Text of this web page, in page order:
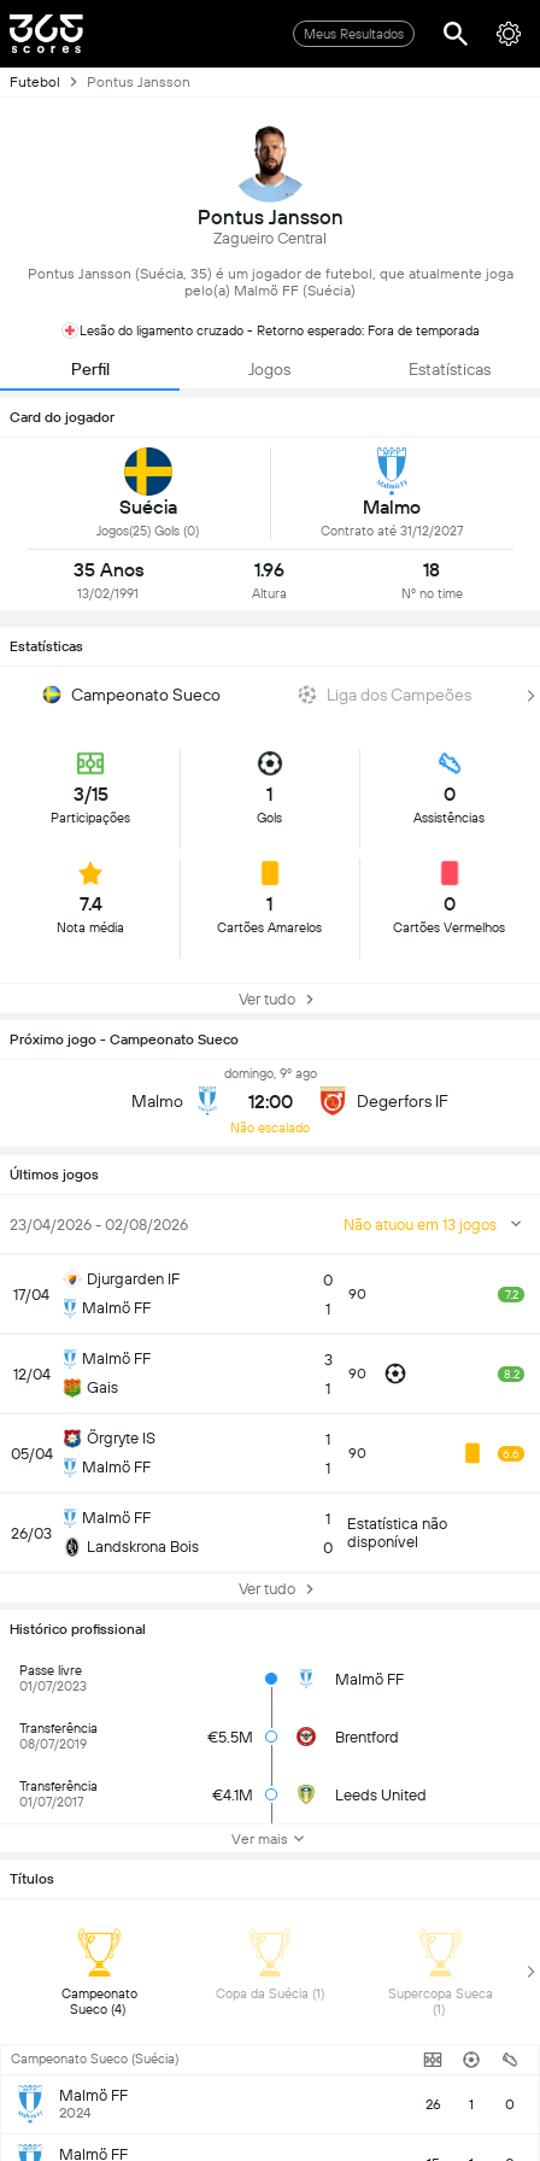
Meus Resultados
Futebol Pontus Jansson
Pontus Jansson
Zagueiro Central
Pontus Jansson (Suécia, 35) é um jogador de futebol, que atualmente joga
pelo(a) Malmö FF (Suécia)
Lesão do ligamento cruzado - Retorno esperado: Fora de temporada
Perfil Jogos Estatísticas
Card do jogador
Suécia
Jogos(25) Gols (0)
Malmo
Contrato até 31/12/2027
35 Anos
13/02/1991
1.96
Altura
18
Nº no time
Estatísticas
Campeonato Sueco Liga dos Campeões
3/15
Participações
1
Gols
0
Assistências
7.4
Nota média
1
Cartões Amarelos
0
Cartões Vermelhos
Ver tudo
Próximo jogo - Campeonato Sueco
Malmo
domingo, 9º ago
12:00
Não escalado
Degerfors IF
Últimos jogos
23/04/2026 - 02/08/2026 Não atuou em 13 jogos
17/04
Djurgarden IF
Malmö FF
0
1
90 7.2
12/04
Malmö FF
Gais
3
1
90 8.2
05/04
Örgryte IS
Malmö FF
1
1
90 6.6
26/03
Malmö FF
Landskrona Bois
1
0
Estatística não
disponível
Ver tudo
Histórico profissional
Passe livre
01/07/2023
Malmö FF
Transferência
08/07/2019
€5.5M Brentford
Transferência
01/07/2017
€4.1M Leeds United
Ver mais
Títulos
Campeonato
Sueco (4)
Supercopa Sueca
Campeonato Sueco (Suécia)
Malmö FF
2024 26 1 0
Malmö FF